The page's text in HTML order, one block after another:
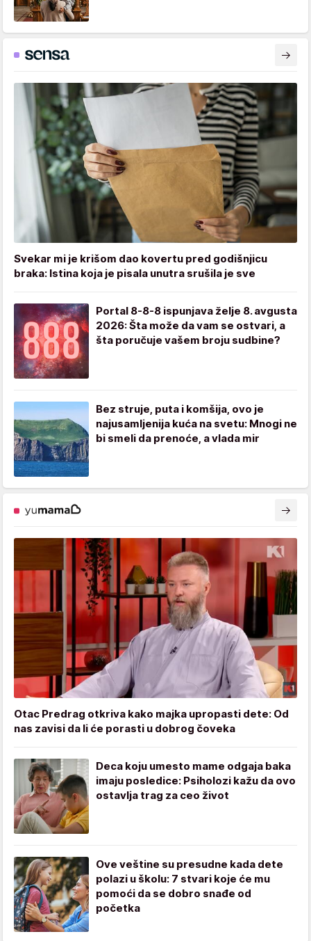
Svekar mi je krišom dao kovertu pred godišnjicu
braka: Istina koja je pisala unutra srušila je sve
Portal 8-8-8 ispunjava želje 8. avgusta
2026: Šta može da vam se ostvari, a
šta poručuje vašem broju sudbine?
Bez struje, puta i komšija, ovo je
najusamljenija kuća na svetu: Mnogi ne
bi smeli da prenoće, a vlada mir
Otac Predrag otkriva kako majka upropasti dete: Od
nas zavisi da li će porasti u dobrog čoveka
Deca koju umesto mame odgaja baka
imaju posledice: Psiholozi kažu da ovo
ostavlja trag za ceo život
Ove veštine su presudne kada dete
polazi u školu: 7 stvari koje će mu
pomoći da se dobro snađe od
početka